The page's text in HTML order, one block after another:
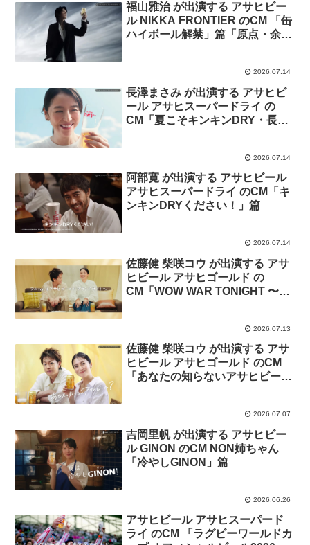
福山雅治 が出演する アサヒビー
ル NIKKA FRONTIER のCM 「缶
ハイボール解禁」篇「原点・余市
2026.07.14
長澤まさみ が出演する アサヒビ
ール アサヒスーパードライ の
CM「夏こそキンキンDRY・長澤
2026.07.14
阿部寛 が出演する アサヒビール
アサヒスーパードライ のCM「キ
ンキンDRYください！」篇
2026.07.14
佐藤健 柴咲コウ が出演する アサ
ヒビール アサヒゴールド の
CM「WOW WAR TONIGHT 〜時
2026.07.13
佐藤健 柴咲コウ が出演する アサ
ヒビール アサヒゴールド のCM
「あなたの知らないアサヒビー
2026.07.07
吉岡里帆 が出演する アサヒビー
ル GINON のCM NON姉ちゃん
「冷やしGINON」篇
2026.06.26
アサヒビール アサヒスーパード
ライ のCM 「ラグビーワールドカ